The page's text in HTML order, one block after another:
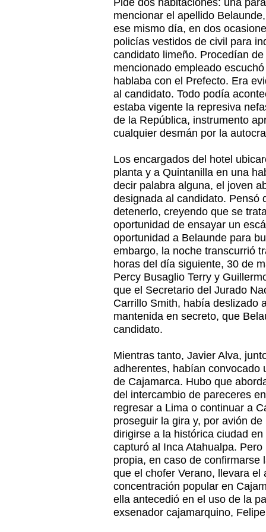
Pide dos habitaciones: una
mencionar el apellido
ese mismo día, en dos
policías vestidos de civil para
candidato limeño. Procedían
mencionado empleado
hablaba con el Prefecto. Era
al candidato. Todo podía
estaba vigente la represiva
de la República, instrumento
cualquier desmán por la
Los encargados del hotel
planta y a Quintanilla en una
decir palabra alguna, el joven
designada al candidato. Pensó
detenerlo, creyendo que se
oportunidad de ensayar un
oportunidad a Belaunde para
embargo, la noche transcurrió
horas del día siguiente, 30 de
Percy Busaglio Terry y
que el Secretario del Jurado
Carrillo Smith, había deslizado
mantenida en secreto, que
candidato.
Mientras tanto, Javier Alva,
adherentes, habían convocado
de Cajamarca. Hubo que
del intercambio de pareceres
regresar a Lima o continuar a
proseguir la gira y, por avión
dirigirse a la histórica ciudad
capturó al Inca Atahualpa.
propia, en caso de confirmarse
que el chofer Verano, llevara
concentración popular en
ella antecedió en el uso de la
exsenador cajamarquino,